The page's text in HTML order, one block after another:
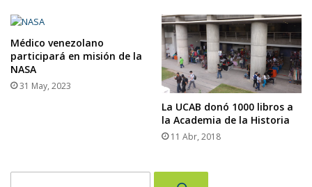
Médico venezolano
participará en misión de la
NASA
31 May, 2023
La UCAB donó 1000 libros a
la Academia de la Historia
11 Abr, 2018